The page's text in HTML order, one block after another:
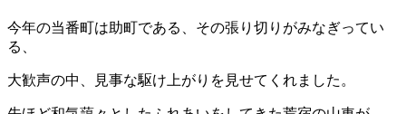
今年の当番町は助町である、その張り切りがみなぎってい
る、
大歓声の中、見事な駆け上がりを見せてくれました。